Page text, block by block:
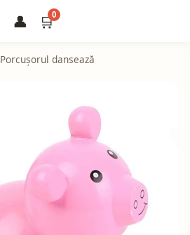
👤 🛒0
Porcușorul dansează